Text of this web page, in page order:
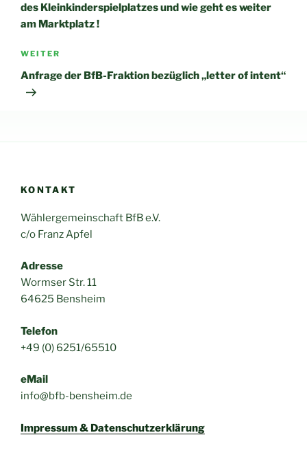
des Kleinkinderspielplatzes und wie geht es weiter
am Marktplatz !
Nächster
Beitrag
WEITER
Anfrage der BfB-Fraktion bezüglich „letter of intent“
KONTAKT
Wählergemeinschaft BfB e.V.
c/o Franz Apfel
Adresse
Wormser Str. 11
64625 Bensheim
Telefon
+49 (0) 6251/65510
eMail
info@bfb-bensheim.de
Impressum & Datenschutzerklärung